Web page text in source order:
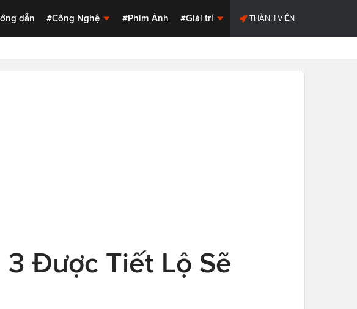
dẫn #Công Nghệ #Phim Ảnh #Giải trí THÀNH VIÊN
3 Được Tiết Lộ Sẽ